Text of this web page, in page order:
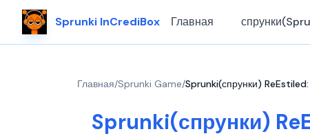
Sprunki InCrediBox Главная
Главная/Sprunki Game/Sprunki(спрунки)
Sprunki(спрунки)